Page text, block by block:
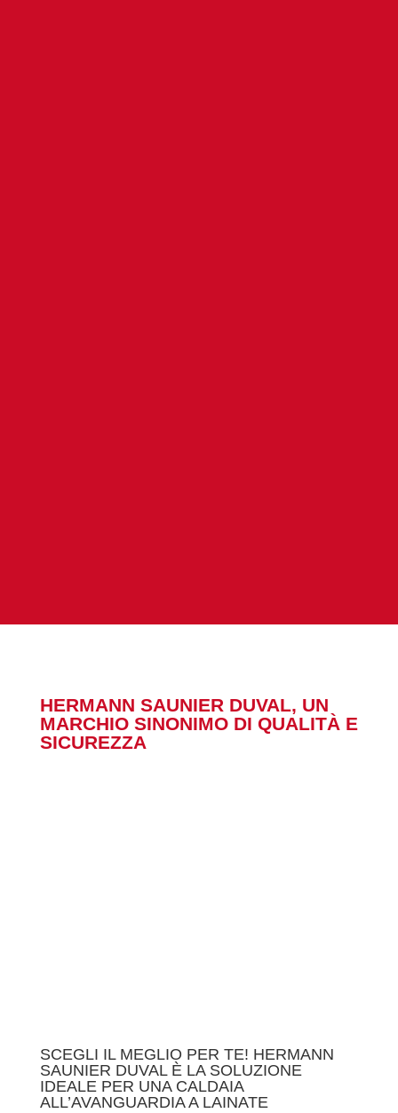
HERMANN SAUNIER DUVAL, UN
MARCHIO SINONIMO DI QUALITÀ E
SICUREZZA
SCEGLI IL MEGLIO PER TE! HERMANN
SAUNIER DUVAL È LA SOLUZIONE
IDEALE PER UNA CALDAIA
ALL’AVANGUARDIA A LAINATE